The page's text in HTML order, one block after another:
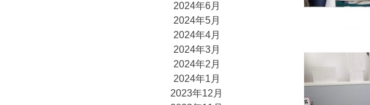
2024年6月
2024年5月
2024年4月
2024年3月
2024年2月
2024年1月
2023年12月